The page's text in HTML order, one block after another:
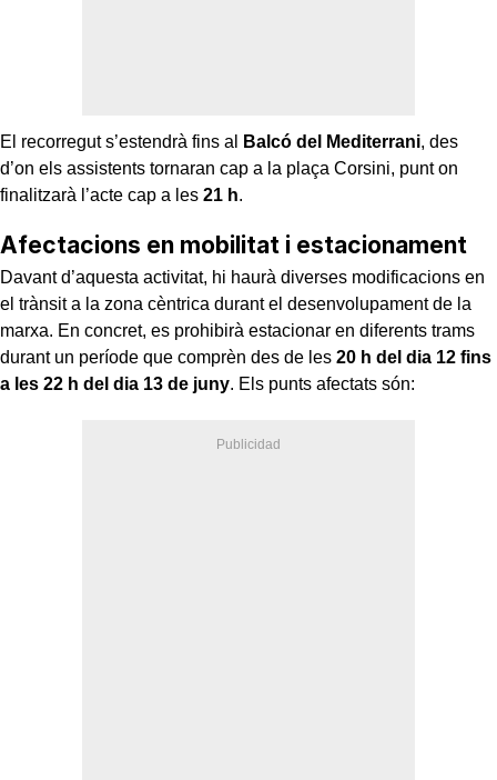
El recorregut s’estendrà fins al Balcó del Mediterrani, des
d’on els assistents tornaran cap a la plaça Corsini, punt on
finalitzarà l’acte cap a les 21 h.
Afectacions en mobilitat i estacionament
Davant d’aquesta activitat, hi haurà diverses modificacions en
el trànsit a la zona cèntrica durant el desenvolupament de la
marxa. En concret, es prohibirà estacionar en diferents trams
durant un període que comprèn des de les 20 h del dia 12 fins
a les 22 h del dia 13 de juny. Els punts afectats són: